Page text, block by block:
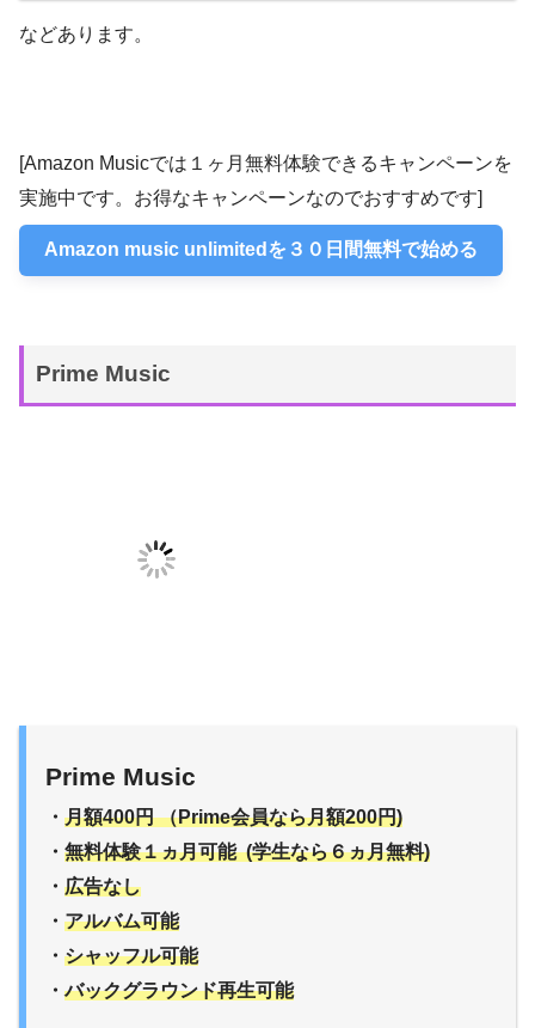
などあります。
[Amazon Musicでは １ヶ月無料体験できるキャンペーンを
実施中です。お得なキャンペーンなのでおすすめです]
Amazon music unlimitedを３０日間無料で始める
Prime Music
Prime Music
・ 月額400円 （Prime会員なら月額200円)
・ 無料体験１ヵ月可能 (学生なら６ヵ月無料)
・ 広告なし
・ アルバム可能
・ シャッフル可能
・バックグラウンド再生可能